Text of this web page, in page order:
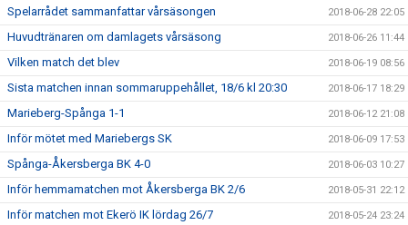
Spelarrådet sammanfattar vårsäsongen 2018-06-28 22:05
Huvudtränaren om damlagets vårsäsong 2018-06-26 11:44
Vilken match det blev 2018-06-19 08:56
Sista matchen innan sommaruppehållet, 18/6 kl 20:30 2018-06-17 18:29
Marieberg-Spånga 1-1 2018-06-12 21:08
Inför mötet med Mariebergs SK 2018-06-09 17:53
Spånga-Åkersberga BK 4-0 2018-06-03 10:27
Inför hemmamatchen mot Åkersberga BK 2/6 2018-05-31 22:12
Inför matchen mot Ekerö IK lördag 26/7 2018-05-24 23:24